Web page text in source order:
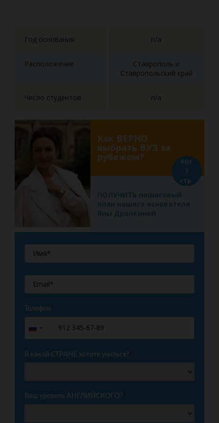
Год основания n/a
Расположение
Ставрополь и
Ставропольский край
Число студентов n/a
Как ВЕРНО
выбрать ВУЗ за
рубежом?
ПОЛУЧИТЬ пошаговый
план нашего основателя
Яны Драпкиной
PDF
7
стр.
Телефон*
Russia
+7
В какой СТРАНЕ хотите учиться?*
Ваш уровень АНГЛИЙСКОГО?*